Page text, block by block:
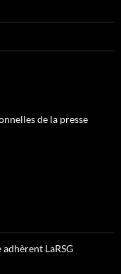
de la presse
LaRSG